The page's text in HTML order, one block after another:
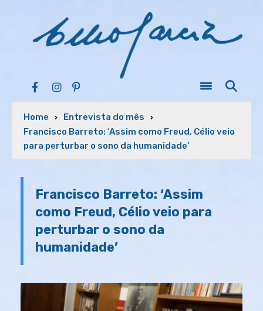
Home
Entrevista do mês
Francisco Barreto: ‘Assim como Freud, Célio veio
para perturbar o sono da humanidade’
Francisco Barreto: ‘Assim
como Freud, Célio veio para
perturbar o sono da
humanidade’